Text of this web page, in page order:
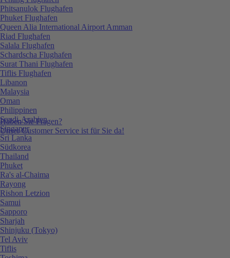
Haben Sie Fragen?
Unser Customer Service ist für Sie da!
Phitsanulok Flughafen
Phuket Flughafen
Queen Alia International Airport Amman
Riad Flughafen
Salala Flughafen
Schardscha Flughafen
Surat Thani Flughafen
Tiflis Flughafen
Libanon
Malaysia
Oman
Philippinen
Saudi-Arabien
Singapur
Sri Lanka
Südkorea
Thailand
Phuket
Ra's al-Chaima
Rayong
Rishon Letzion
Samui
Sapporo
Sharjah
Shinjuku (Tokyo)
Tel Aviv
Tiflis